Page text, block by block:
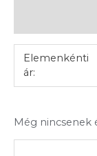
Elemenkénti
ár:
Még nincsenek